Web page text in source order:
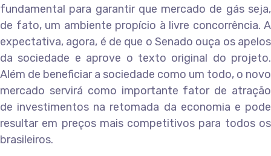
fundamental para garantir que mercado de gás seja,
de fato, um ambiente propício à livre concorrência. A
expectativa, agora, é de que o Senado ouça os apelos
da sociedade e aprove o texto original do projeto.
Além de beneficiar a sociedade como um todo, o novo
mercado servirá como importante fator de atração
de investimentos na retomada da economia e pode
resultar em preços mais competitivos para todos os
brasileiros.